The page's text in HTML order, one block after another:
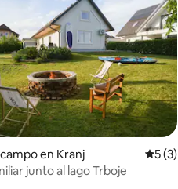
4.97 de 5, 64 reseñas
en Kranj
5 (3)
junto al lago Trboje